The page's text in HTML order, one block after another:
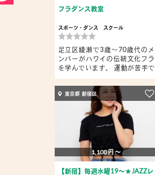
フラダンス教室
スポーツ・ダンス スクール
足立区綾瀬で3歳〜70歳代のメ
ンバーがハワイの伝統文化フラ
を学んでいます。 運動が苦手で
東京都 新宿区
1,100 円 〜
【新宿】毎週水曜19～★JAZZレ